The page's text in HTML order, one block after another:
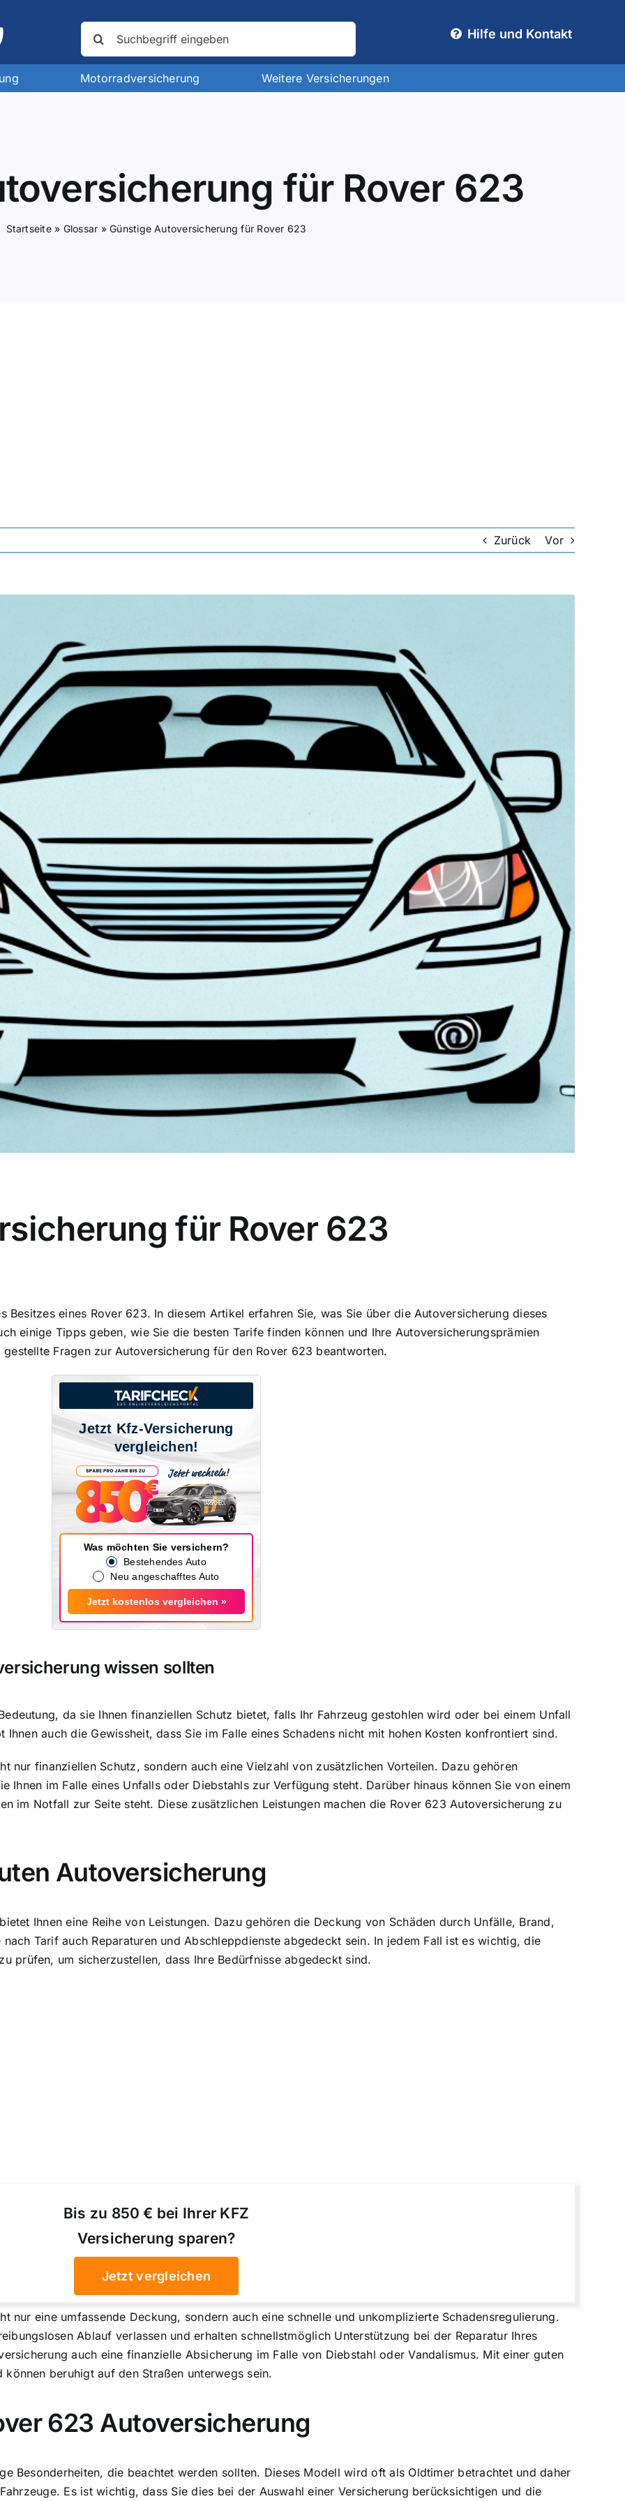
nach:
Hilfe und Kontakt
Motorradversicherung Weitere Versicherungen
für Rover 623
Startseite» Glossar »Günstige Autoversicherung für Rover 623
Zurück Vor
für Rover 623
eines Rover 623. In diesem Artikel erfahren Sie, was Sie über die Autoversicherung dieses
einige Tipps geben, wie Sie die besten Tarife finden können und Ihre Autoversicherungsprämien
Fragen zur Autoversicherung für den Rover 623 beantworten.
Jetzt Kfz-Versicherung
vergleichen!
Was möchten Sie versichern?
Bestehendes Auto
Neu angeschafftes Auto
Jetzt kostenlos vergleichen »
wissen sollten
da sie Ihnen finanziellen Schutz bietet, falls Ihr Fahrzeug gestohlen wird oder bei einem Unfall
auch die Gewissheit, dass Sie im Falle eines Schadens nicht mit hohen Kosten konfrontiert sind.
nur finanziellen Schutz, sondern auch eine Vielzahl von zusätzlichen Vorteilen. Dazu gehören
Ihnen im Falle eines Unfalls oder Diebstahls zur Verfügung steht. Darüber hinaus können Sie von einem
im Notfall zur Seite steht. Diese zusätzlichen Leistungen machen die Rover 623 Autoversicherung zu
Autoversicherung
Ihnen eine Reihe von Leistungen. Dazu gehören die Deckung von Schäden durch Unfälle, Brand,
Tarif auch Reparaturen und Abschleppdienste abgedeckt sein. In jedem Fall ist es wichtig, die
prüfen, um sicherzustellen, dass Ihre Bedürfnisse abgedeckt sind.
Bis zu 850 € bei Ihrer KFZ
Versicherung sparen?
Jetzt vergleichen
nur eine umfassende Deckung, sondern auch eine schnelle und unkomplizierte Schadensregulierung.
Ablauf verlassen und erhalten schnellstmöglich Unterstützung bei der Reparatur Ihres
auch eine finanzielle Absicherung im Falle von Diebstahl oder Vandalismus. Mit einer guten
beruhigt auf den Straßen unterwegs sein.
623 Autoversicherung
Besonderheiten, die beachtet werden sollten. Dieses Modell wird oft als Oldtimer betrachtet und daher
Es ist wichtig, dass Sie dies bei der Auswahl einer Versicherung berücksichtigen und die